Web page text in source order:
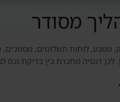
מסודר
מטבע, לוחות תשלומים,
לכן דנסיה מחברת בין בדיקת נכס